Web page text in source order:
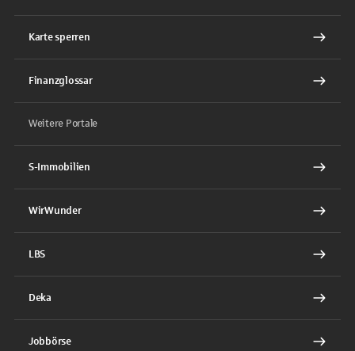
Karte sperren
Finanzglossar
Weitere Portale
S-Immobilien
WirWunder
LBS
Deka
Jobbörse